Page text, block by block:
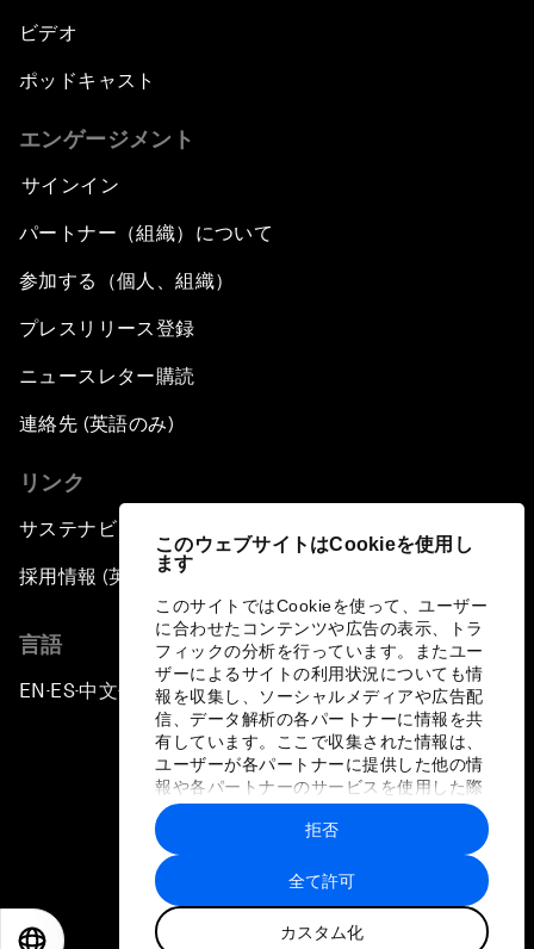
このウェブサイトはCookieを使用し
ます
このサイトではCookieを使って、ユーザー
に合わせたコンテンツや広告の表示、トラ
フィックの分析を行っています。またユー
ザーによるサイトの利用状況についても情
報を収集し、ソーシャルメディアや広告配
信、データ解析の各パートナーに情報を共
有しています。ここで収集された情報は、
ユーザーが各パートナーに提供した他の情
報や各パートナーのサービスを使用した際
に収集された情報と組み合わされ、各パー
トナーによって使用されることがありま
す。
全て許可
カスタム化
拒否
ビデオ
ポッドキャスト
エンゲージメント
サインイン
パートナー（組織）について
参加する（個人、組織）
プレスリリース登録
ニュースレター購読
連絡先 (英語のみ)
リンク
サステナビリティへの取り組み
採用情報 (英語のみ)
言語
EN ▪ES▪中文▪ 日本語
プライバシーポリシーと利用規約
サイトマップ
©
世界経済フォーラム